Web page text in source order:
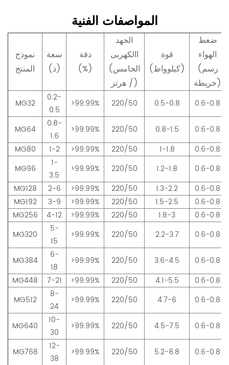
المواصفات الفنية
نموذج
المنتج
سعة
(ذ)
دقة
(%)
الجهد
االكهربى
(الخامس
/ هرتز)
قوة
(كيلوواط)
ضغط
الهواء
(رسم
خريطة)
MG32
0.2-
0.5
>99.99% 220/50 0.5-0.8 0.6-0.8
MG64
0.8-
1.6
>99.99% 220/50 0.8-1.5
0.6-0.8
MG80
1-2 >99.99% 220/50 1-1.8
0.6-0.8
MG96
1-
3.5
>99.99% 220/50 1.2-1.8
0.6-0.8
MG128
2-6 >99.99% 220/50 1.3-2.2
0.6-0.8
MG192
3-9 >99.99% 220/50 1.5-2.5
0.6-0.8
MG256
4-12 >99.99% 220/50 1.8-3
0.6-0.8
MG320
5-
15
>99.99% 220/50 2.2-3.7 0.6-0.8
MG384
6-
18
>99.99% 220/50 3.6-4.5
0.6-0.8
MG448
7-21 >99.99% 220/50 4.1-5.5
0.6-0.8
MG512
8-
24
>99.99% 220/50 4.7-6 0.6-0.8
MG640
10-
30
>99.99% 220/50 4.5-7.5 0.6-0.8
MG768
12-
38
>99.99% 220/50 5.2-8.8 0.6-0.8